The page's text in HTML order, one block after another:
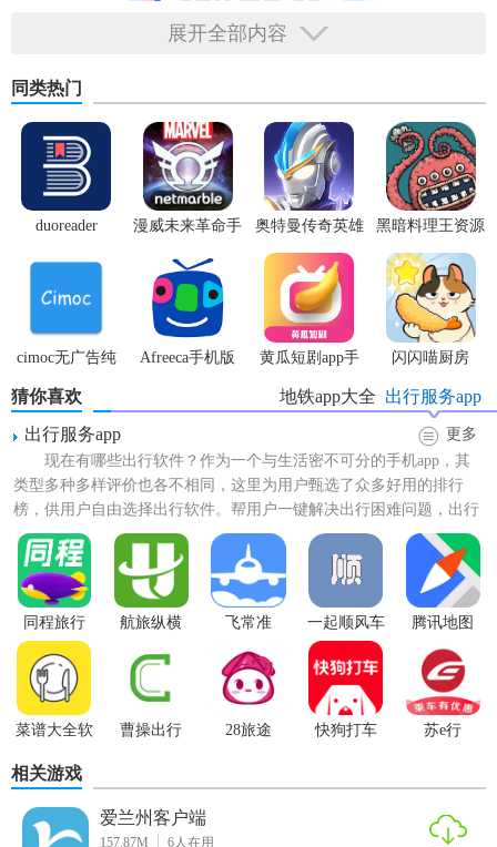
【兰州地铁客户端APP功能】
给你出示每条出行的信息内容，手机上一键查询近期的地铁
站，让您已不找不到方向
·维码进站
线上关联您的支付宝帐号，让您扫二维码全自动扣费，让您
十分方便快捷智能化安全性
便捷出行
为您出示方便快捷的出行方法，协助大量查询全新的地铁站
服务项目，轻 轻松松智能化转乘
·精准换乘
线上为您的出行出示最精准的出行方法，协助客户智能化转
展开全部内容
同类热门
duoreader
漫威未来革命手
奥特曼传奇英雄
体验服
黑暗料理王资源
无限
cimoc无广告纯
净版
Afreeca手机版
黄瓜短剧app手
机版
闪闪喵厨房
猜你喜欢 出行服务app
地铁app大全
出行服务app
更多
现在有哪些出行软件？作为一个与生活密不可分的手机app，其
类型多种多样评价也各不相同，这里为用户甄选了众多好用的排行
榜，供用户自由选择出行软件。帮用户一键解决出行困难问题，出行
是指外出旅行、观光游览，...
同程旅行 航旅纵横 飞常准 一起顺风车 腾讯地图
菜谱大全软
曹操出行 28旅途 快狗打车 苏e行
相关游戏
爱兰州客户端
157.87M 6人在用